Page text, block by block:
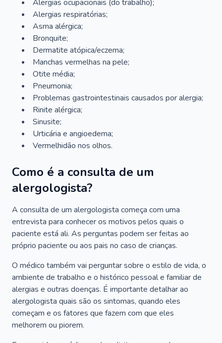
Alergias ocupacionais (do trabalho);
Alergias respiratórias;
Asma alérgica;
Bronquite;
Dermatite atópica/eczema;
Manchas vermelhas na pele;
Otite média;
Pneumonia;
Problemas gastrointestinais causados por alergia;
Rinite alérgica;
Sinusite;
Urticária e angioedema;
Vermelhidão nos olhos.
Como é a consulta de um
alergologista?
A consulta de um alergologista começa com uma
entrevista para conhecer os motivos pelos quais o
paciente está ali. As perguntas podem ser feitas ao
próprio paciente ou aos pais no caso de crianças.
O médico também vai perguntar sobre o estilo de vida, o
ambiente de trabalho e o histórico pessoal e familiar de
alergias e outras doenças. É importante detalhar ao
alergologista quais são os sintomas, quando eles
começam e os fatores que fazem com que eles
melhorem ou piorem.